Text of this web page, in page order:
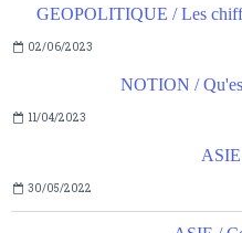
GEOPOLITIQUE / Les
02/06/2023
NOTION /
11/04/2023
30/05/2022